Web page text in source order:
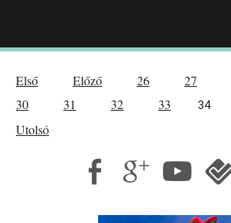
Első Előző 26 27
30
31 32 33 34
Utolsó